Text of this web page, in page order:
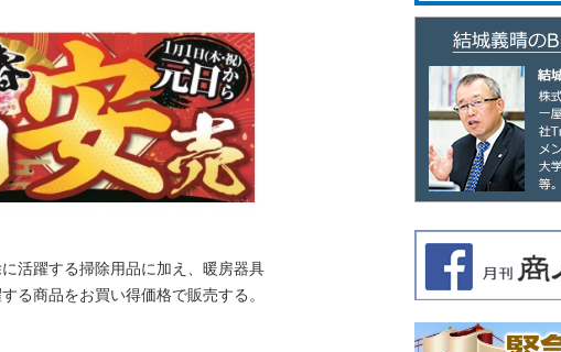
活躍する掃除用品に加え、暖房器具
る商品をお買い得価格で販売する。